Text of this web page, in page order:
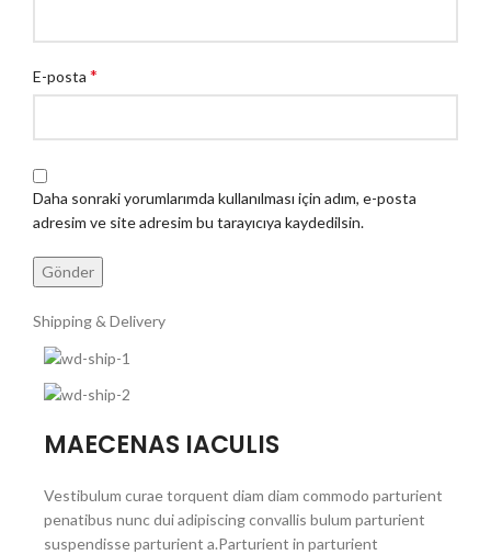
E-posta *
Daha sonraki yorumlarımda kullanılması için adım, e-posta
adresim ve site adresim bu tarayıcıya kaydedilsin.
Shipping & Delivery
MAECENAS IACULIS
Vestibulum curae torquent diam diam commodo parturient
penatibus nunc dui adipiscing convallis bulum parturient
suspendisse parturient a.Parturient in parturient